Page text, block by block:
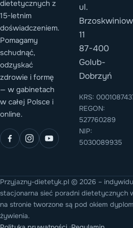
dietetycznych z
15-letnim
doświadczeniem.
Pomagamy
schudnąć,
odzyskać
zdrowie i formę
— w gabinetach
w całej Polsce i
online.
ul.
11
87-400
Golub-
Dobrzyń
KRS:
REGON:
527760289
NIP:
5030089935
Przyjazny-dietetyk.pl © 2026 –
stacjonarna sieć poradni dietetycznych
na stronie tworzone są pod okiem
żywienia.